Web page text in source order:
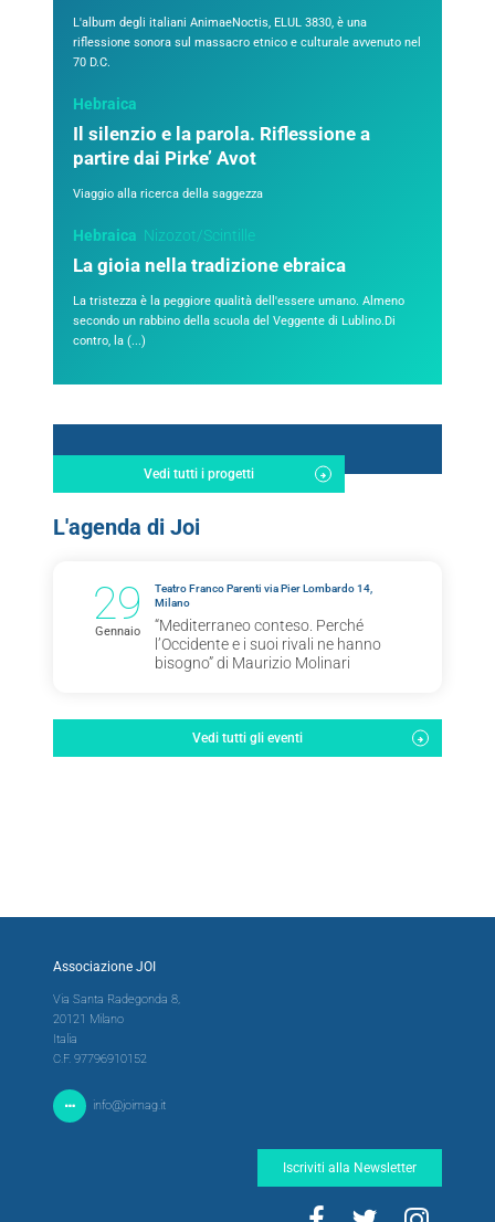
L'album degli italiani AnimaeNoctis, ELUL 3830, è una
riflessione sonora sul massacro etnico e culturale avvenuto nel
70 D.C.
Hebraica
Il silenzio e la parola. Riflessione a
partire dai Pirke’ Avot
Viaggio alla ricerca della saggezza
Hebraica Nizozot/Scintille
La gioia nella tradizione ebraica
La tristezza è la peggiore qualità dell'essere umano. Almeno
secondo un rabbino della scuola del Veggente di Lublino.Di
contro, la (...)
Vedi tutti i progetti
L'agenda di Joi
29
Gennaio
Teatro Franco Parenti via Pier Lombardo 14,
Milano
“Mediterraneo conteso. Perché
l’Occidente e i suoi rivali ne hanno
bisogno” di Maurizio Molinari
Vedi tutti gli eventi
Associazione JOI
Via Santa Radegonda 8,
20121 Milano
Italia
C.F. 97796910152
info@joimag.it
Iscriviti alla Newsletter